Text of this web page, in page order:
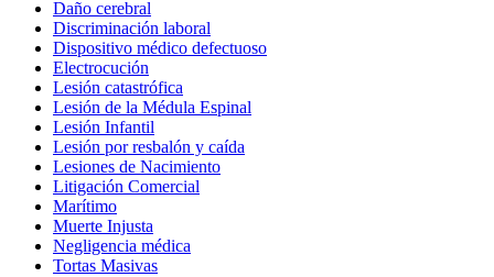
Daño cerebral
Discriminación laboral
Dispositivo médico defectuoso
Electrocución
Lesión catastrófica
Lesión de la Médula Espinal
Lesión Infantil
Lesión por resbalón y caída
Lesiones de Nacimiento
Litigación Comercial
Marítimo
Muerte Injusta
Negligencia médica
Tortas Masivas